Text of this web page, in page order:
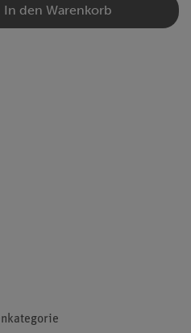
In den Warenkorb